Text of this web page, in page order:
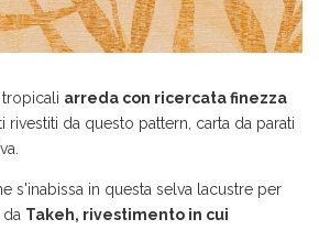
arreda con ricercata finezza
da questo pattern, carta da parati
s'inabissa in questa selva lacustre per
Takeh, rivestimento in cui